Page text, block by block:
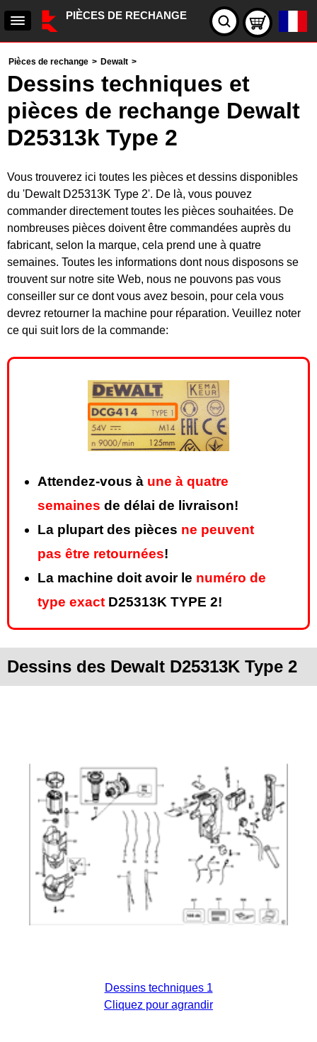
PIÈCES DE RECHANGE
Pièces de rechange > Dewalt >
Dessins techniques et
pièces de rechange Dewalt
D25313k Type 2
Vous trouverez ici toutes les pièces et dessins disponibles
du 'Dewalt D25313K Type 2'. De là, vous pouvez
commander directement toutes les pièces souhaitées. De
nombreuses pièces doivent être commandées auprès du
fabricant, selon la marque, cela prend une à quatre
semaines. Toutes les informations dont nous disposons se
trouvent sur notre site Web, nous ne pouvons pas vous
conseiller sur ce dont vous avez besoin, pour cela vous
devrez retourner la machine pour réparation. Veuillez noter
ce qui suit lors de la commande:
Attendez-vous à une à quatre
semaines de délai de livraison!
La plupart des pièces ne peuvent
pas être retournées!
La machine doit avoir le numéro de
type exact D25313K TYPE 2!
Dessins des Dewalt D25313K Type 2
Dessins techniques 1
Cliquez pour agrandir